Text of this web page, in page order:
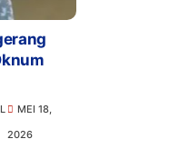
MEI 18,
2026